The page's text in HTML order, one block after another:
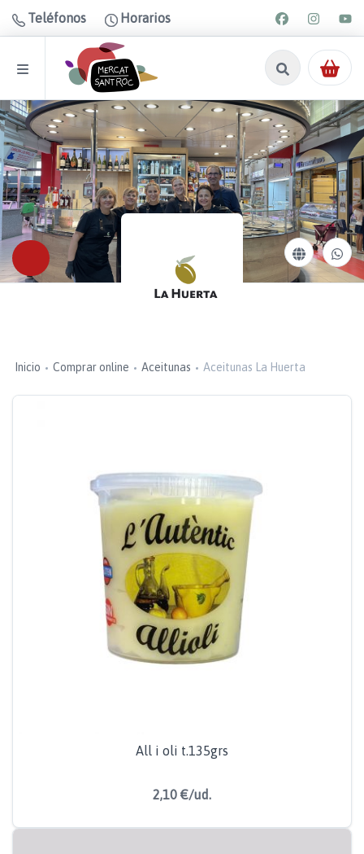
Teléfonos Horarios
Inicio Comprar online Aceitunas Aceitunas La Huerta
All i oli t.135grs
2,10 €/ud.